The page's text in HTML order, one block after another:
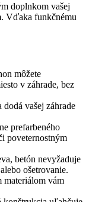
doplnkom vašej
Vďaka funkčnému
môžete
v záhrade, bez
dodá vašej záhrade
prefarbeného
poveternostným
betón nevyžaduje
ošetrovanie.
vám